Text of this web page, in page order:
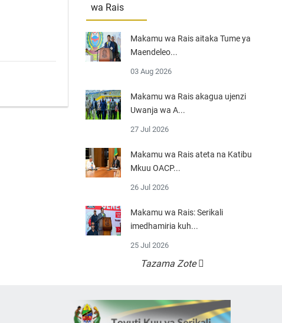
wa Rais
Makamu wa Rais aitaka Tume ya
Maendeleo...
03 Aug 2026
Makamu wa Rais akagua ujenzi
Uwanja wa A...
27 Jul 2026
Makamu wa Rais ateta na Katibu
Mkuu OACP...
26 Jul 2026
Makamu wa Rais: Serikali
imedhamiria kuh...
25 Jul 2026
Tazama Zote